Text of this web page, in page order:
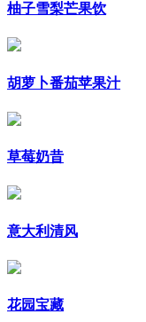
柚子雪梨芒果饮
胡萝卜番茄苹果汁
草莓奶昔
意大利清风
花园宝藏